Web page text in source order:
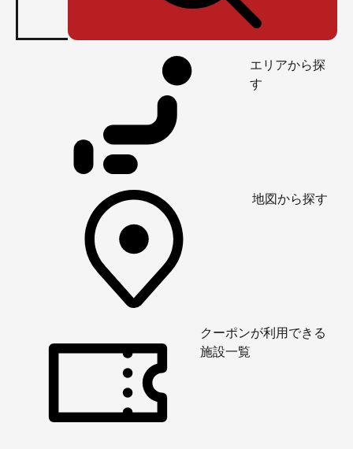
エリアから探
す
地図から探す
クーポンが利用できる
施設一覧